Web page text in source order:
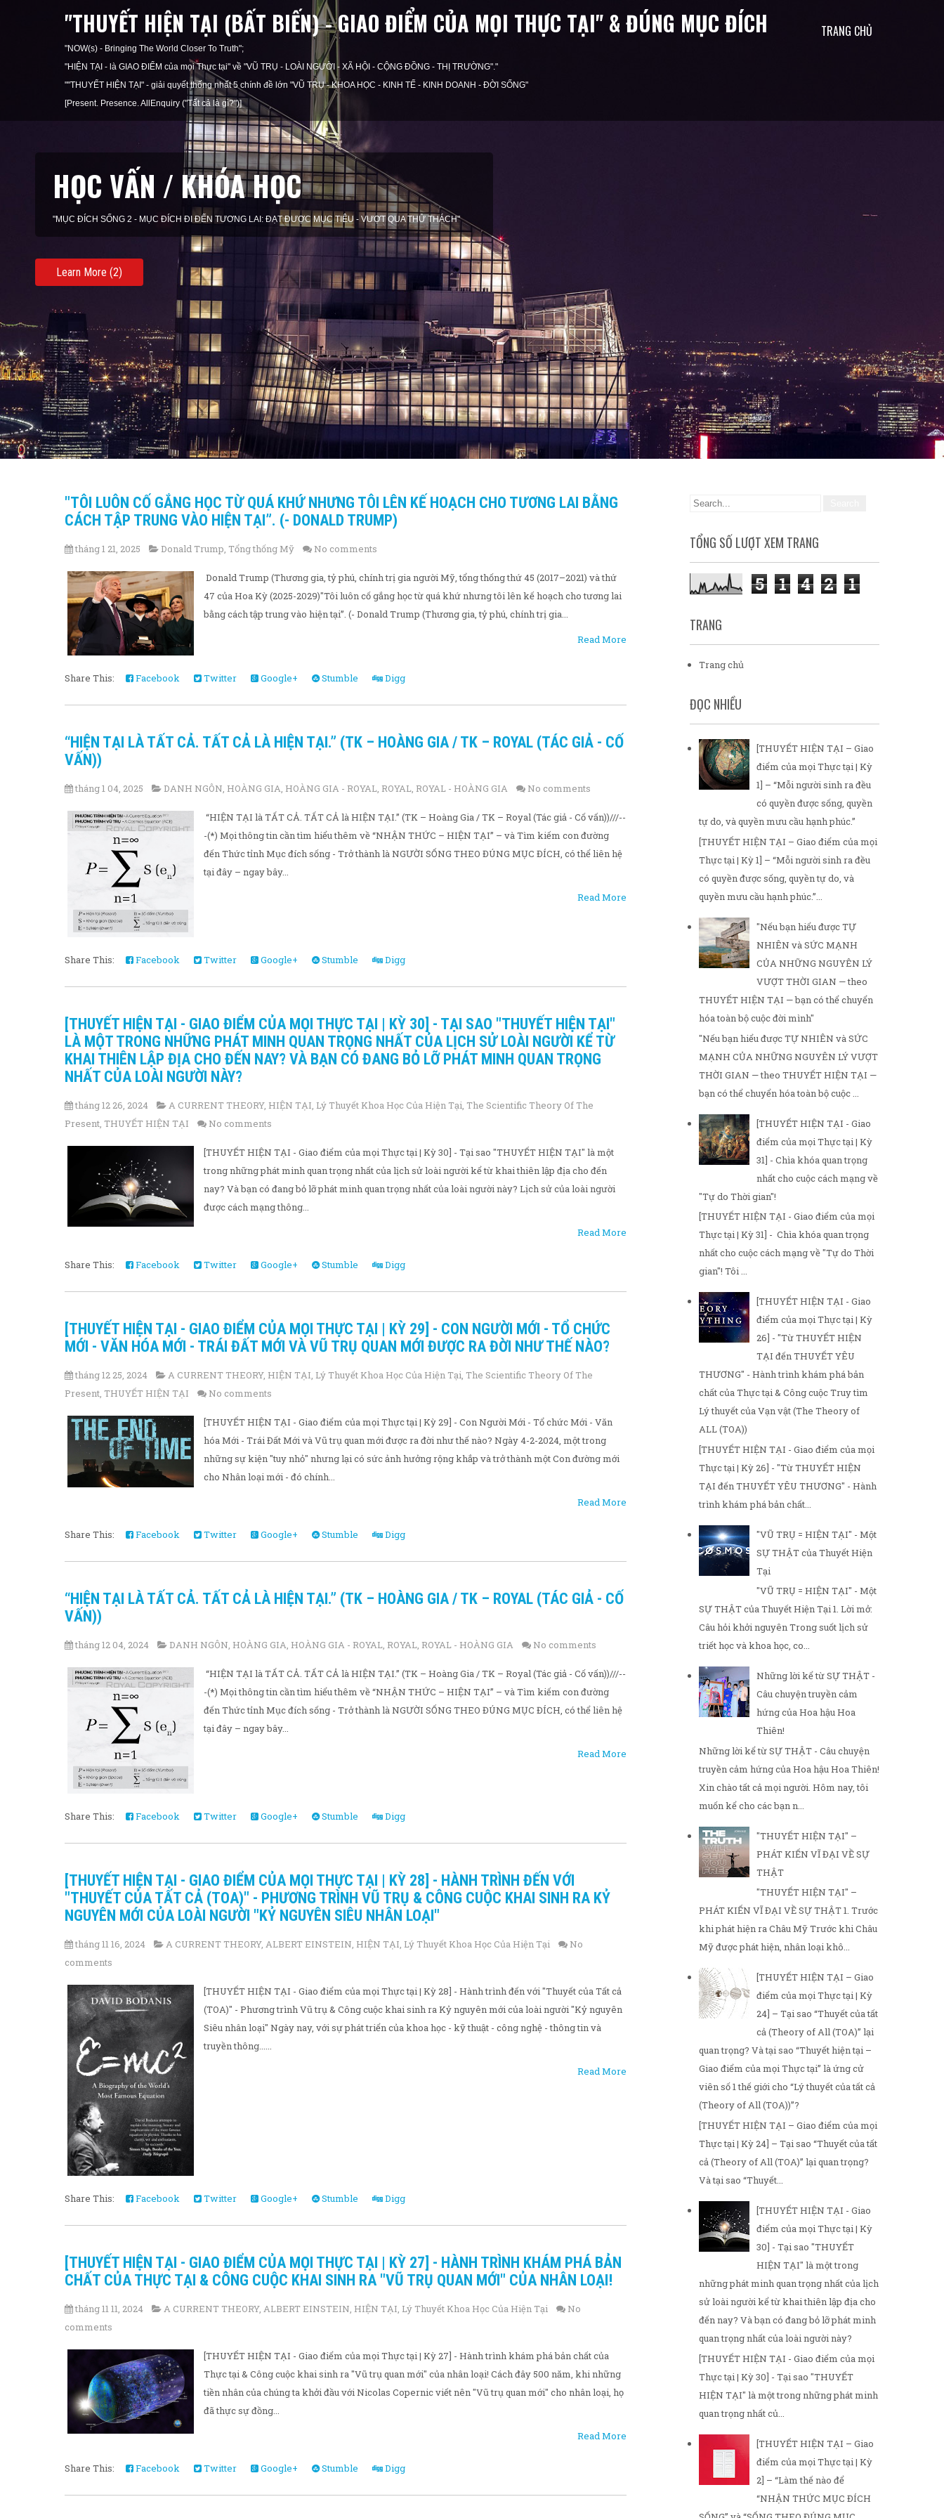
"THUYẾT HIỆN TẠI (BẤT BIẾN) - GIAO ĐIỂM CỦA MỌI THỰC TẠI" & ĐÚNG MỤC ĐÍCH
"NOW(s) - Bringing The World Closer To Truth";
"HIỆN TẠI - là GIAO ĐIỂM của mọi Thực tại" về "VŨ TRỤ - LOÀI NGƯỜI - XÃ HỘI - CỘNG ĐỒNG - THỊ TRƯỜNG"."
""THUYẾT HIỆN TẠI" - giải quyết thống nhất 5 chính đề lớn "VŨ TRỤ - KHOA HỌC - KINH TẾ - KINH DOANH - ĐỜI SỐNG"
[Present. Presence. AllEnquiry ("Tất cả là gì?")]
TRANG CHỦ
KHAI VẤN / HUẤN LUYỆN CÁ NHÂN
"MỤC ĐÍCH SỐNG 3 - MỤC ĐÍCH TRONG HIỆN TẠI: SỐNG THEO ĐÚNG MỤC ĐÍCH"
Learn More (3)
"TÔI LUÔN CỐ GẮNG HỌC TỪ QUÁ KHỨ NHƯNG TÔI LÊN KẾ HOẠCH CHO TƯƠNG LAI BẰNG
CÁCH TẬP TRUNG VÀO HIỆN TẠI”. (- DONALD TRUMP)
tháng 1 21, 2025 Donald Trump, Tổng thống Mỹ No comments
Donald Trump (Thương gia, tỷ phú, chính trị gia người Mỹ, tổng thống thứ 45 (2017–2021) và thứ
47 của Hoa Kỳ (2025-2029)"Tôi luôn cố gắng học từ quá khứ nhưng tôi lên kế hoạch cho tương lai
bằng cách tập trung vào hiện tại”. (- Donald Trump (Thương gia, tỷ phú, chính trị gia...
Read More
Share This: Facebook Twitter Google+ Stumble Digg
“HIỆN TẠI LÀ TẤT CẢ. TẤT CẢ LÀ HIỆN TẠI.” (TK – HOÀNG GIA / TK – ROYAL (TÁC GIẢ - CỐ
VẤN))
tháng 1 04, 2025 DANH NGÔN, HOÀNG GIA, HOÀNG GIA - ROYAL, ROYAL, ROYAL - HOÀNG GIA No comments
“HIỆN TẠI là TẤT CẢ. TẤT CẢ là HIỆN TẠI.” (TK – Hoàng Gia / TK – Royal (Tác giả - Cố vấn))///--
-(*) Mọi thông tin cần tìm hiểu thêm về “NHẬN THỨC – HIỆN TẠI” – và Tìm kiếm con đường
đến Thức tỉnh Mục đích sống - Trở thành là NGƯỜI SỐNG THEO ĐÚNG MỤC ĐÍCH, có thể liên hệ
tại đây – ngay bây...
Read More
Share This: Facebook Twitter Google+ Stumble Digg
[THUYẾT HIỆN TẠI - GIAO ĐIỂM CỦA MỌI THỰC TẠI | KỲ 30] - TẠI SAO "THUYẾT HIỆN TẠI"
LÀ MỘT TRONG NHỮNG PHÁT MINH QUAN TRỌNG NHẤT CỦA LỊCH SỬ LOÀI NGƯỜI KỂ TỪ
KHAI THIÊN LẬP ĐỊA CHO ĐẾN NAY? VÀ BẠN CÓ ĐANG BỎ LỠ PHÁT MINH QUAN TRỌNG
NHẤT CỦA LOÀI NGƯỜI NÀY?
tháng 12 26, 2024 A CURRENT THEORY, HIỆN TẠI, Lý Thuyết Khoa Học Của Hiện Tại, The Scientific Theory Of The
Present, THUYẾT HIỆN TẠI No comments
[THUYẾT HIỆN TẠI - Giao điểm của mọi Thực tại | Kỳ 30] - Tại sao "THUYẾT HIỆN TẠI" là một
trong những phát minh quan trọng nhất của lịch sử loài người kể từ khai thiên lập địa cho đến
nay? Và bạn có đang bỏ lỡ phát minh quan trọng nhất của loài người này? Lịch sử của loài người
được cách mạng thông...
Read More
Share This: Facebook Twitter Google+ Stumble Digg
[THUYẾT HIỆN TẠI - GIAO ĐIỂM CỦA MỌI THỰC TẠI | KỲ 29] - CON NGƯỜI MỚI - TỔ CHỨC
MỚI - VĂN HÓA MỚI - TRÁI ĐẤT MỚI VÀ VŨ TRỤ QUAN MỚI ĐƯỢC RA ĐỜI NHƯ THẾ NÀO?
tháng 12 25, 2024 A CURRENT THEORY, HIỆN TẠI, Lý Thuyết Khoa Học Của Hiện Tại, The Scientific Theory Of The
Present, THUYẾT HIỆN TẠI No comments
[THUYẾT HIỆN TẠI - Giao điểm của mọi Thực tại | Kỳ 29] - Con Người Mới - Tổ chức Mới - Văn
hóa Mới - Trái Đất Mới và Vũ trụ quan mới được ra đời như thế nào? Ngày 4-2-2024, một trong
những sự kiện "tuy nhỏ" nhưng lại có sức ảnh hưởng rộng khắp và trở thành một Con đường mới
cho Nhân loại mới - đó chính...
Read More
Share This: Facebook Twitter Google+ Stumble Digg
“HIỆN TẠI LÀ TẤT CẢ. TẤT CẢ LÀ HIỆN TẠI.” (TK – HOÀNG GIA / TK – ROYAL (TÁC GIẢ - CỐ
VẤN))
tháng 12 04, 2024 DANH NGÔN, HOÀNG GIA, HOÀNG GIA - ROYAL, ROYAL, ROYAL - HOÀNG GIA No comments
“HIỆN TẠI là TẤT CẢ. TẤT CẢ là HIỆN TẠI.” (TK – Hoàng Gia / TK – Royal (Tác giả - Cố vấn))///--
-(*) Mọi thông tin cần tìm hiểu thêm về “NHẬN THỨC – HIỆN TẠI” – và Tìm kiếm con đường
đến Thức tỉnh Mục đích sống - Trở thành là NGƯỜI SỐNG THEO ĐÚNG MỤC ĐÍCH, có thể liên hệ
tại đây – ngay bây...
Read More
Share This: Facebook Twitter Google+ Stumble Digg
[THUYẾT HIỆN TẠI - GIAO ĐIỂM CỦA MỌI THỰC TẠI | KỲ 28] - HÀNH TRÌNH ĐẾN VỚI
"THUYẾT CỦA TẤT CẢ (TOA)" - PHƯƠNG TRÌNH VŨ TRỤ & CÔNG CUỘC KHAI SINH RA KỶ
NGUYÊN MỚI CỦA LOÀI NGƯỜI "KỶ NGUYÊN SIÊU NHÂN LOẠI"
tháng 11 16, 2024 A CURRENT THEORY, ALBERT EINSTEIN, HIỆN TẠI, Lý Thuyết Khoa Học Của Hiện Tại
No
comments
[THUYẾT HIỆN TẠI - Giao điểm của mọi Thực tại | Kỳ 28] - Hành trình đến với "Thuyết của Tất cả
(TOA)" - Phương trình Vũ trụ & Công cuộc khai sinh ra Kỷ nguyên mới của loài người "Kỷ nguyên
Siêu nhân loại" Ngày nay, với sự phát triển của khoa học - kỹ thuật - công nghệ - thông tin và
truyền thông......
Read More
Share This: Facebook Twitter Google+ Stumble Digg
[THUYẾT HIỆN TẠI - GIAO ĐIỂM CỦA MỌI THỰC TẠI | KỲ 27] - HÀNH TRÌNH KHÁM PHÁ BẢN
CHẤT CỦA THỰC TẠI & CÔNG CUỘC KHAI SINH RA "VŨ TRỤ QUAN MỚI" CỦA NHÂN LOẠI!
tháng 11 11, 2024 A CURRENT THEORY, ALBERT EINSTEIN, HIỆN TẠI, Lý Thuyết Khoa Học Của Hiện Tại
No
comments
[THUYẾT HIỆN TẠI - Giao điểm của mọi Thực tại | Kỳ 27] - Hành trình khám phá bản chất của
Thực tại & Công cuộc khai sinh ra "Vũ trụ quan mới" của nhân loại! Cách đây 500 năm, khi những
tiền nhân của chúng ta khởi đầu với Nicolas Copernic viết nên "Vũ trụ quan mới" cho nhân loại, họ
đã thực sự đồng...
Read More
Share This: Facebook Twitter Google+ Stumble Digg
TỔNG SỐ LƯỢT XEM TRANG
5 1 4 2 1
TRANG
Trang chủ
ĐỌC NHIỀU
[THUYẾT HIỆN TẠI – Giao
điểm của mọi Thực tại | Kỳ
1] – “Mỗi người sinh ra đều
có quyền được sống, quyền
tự do, và quyền mưu cầu hạnh phúc.”
[THUYẾT HIỆN TẠI – Giao điểm của mọi
Thực tại | Kỳ 1] – “Mỗi người sinh ra đều
có quyền được sống, quyền tự do, và
quyền mưu cầu hạnh phúc.”...
"Nếu bạn hiểu được TỰ
NHIÊN và SỨC MẠNH
CỦA NHỮNG NGUYÊN LÝ
VƯỢT THỜI GIAN — theo
THUYẾT HIỆN TẠI — bạn có thể chuyển
hóa toàn bộ cuộc đời mình"
"Nếu bạn hiểu được TỰ NHIÊN và SỨC
MẠNH CỦA NHỮNG NGUYÊN LÝ VƯỢT
THỜI GIAN — theo THUYẾT HIỆN TẠI —
bạn có thể chuyển hóa toàn bộ cuộc ...
[THUYẾT HIỆN TẠI - Giao
điểm của mọi Thực tại | Kỳ
31] - Chìa khóa quan trọng
nhất cho cuộc cách mạng về
"Tự do Thời gian"!
[THUYẾT HIỆN TẠI - Giao điểm của mọi
Thực tại | Kỳ 31] - Chìa khóa quan trọng
nhất cho cuộc cách mạng về "Tự do Thời
gian"! Tôi ...
[THUYẾT HIỆN TẠI - Giao
điểm của mọi Thực tại | Kỳ
26] - "Từ THUYẾT HIỆN
TẠI đến THUYẾT YÊU
THƯƠNG" - Hành trình khám phá bản
chất của Thực tại & Công cuộc Truy tìm
Lý thuyết của Vạn vật (The Theory of
ALL (TOA))
[THUYẾT HIỆN TẠI - Giao điểm của mọi
Thực tại | Kỳ 26] - "Từ THUYẾT HIỆN
TẠI đến THUYẾT YÊU THƯƠNG" - Hành
trình khám phá bản chất...
"VŨ TRỤ = HIỆN TẠI" - Một
SỰ THẬT của Thuyết Hiện
Tại
"VŨ TRỤ = HIỆN TẠI" - Một
SỰ THẬT của Thuyết Hiện Tại 1. Lời mở:
Câu hỏi khởi nguyên Trong suốt lịch sử
triết học và khoa học, co...
Những lời kể từ SỰ THẬT -
Câu chuyện truyền cảm
hứng của Hoa hậu Hoa
Thiên!
Những lời kể từ SỰ THẬT - Câu chuyện
truyền cảm hứng của Hoa hậu Hoa Thiên!
Xin chào tất cả mọi người. Hôm nay, tôi
muốn kể cho các bạn n...
"THUYẾT HIỆN TẠI" –
PHÁT KIẾN VĨ ĐẠI VỀ SỰ
THẬT
"THUYẾT HIỆN TẠI" –
PHÁT KIẾN VĨ ĐẠI VỀ SỰ THẬT 1. Trước
khi phát hiện ra Châu Mỹ Trước khi Châu
Mỹ được phát hiện, nhân loại khô...
[THUYẾT HIỆN TẠI – Giao
điểm của mọi Thực tại | Kỳ
24] – Tại sao “Thuyết của tất
cả (Theory of All (TOA)” lại
quan trọng? Và tại sao “Thuyết hiện tại –
Giao điểm của mọi Thực tại” là ứng cử
viên số 1 thế giới cho “Lý thuyết của tất cả
(Theory of All (TOA))”?
[THUYẾT HIỆN TẠI – Giao điểm của mọi
Thực tại | Kỳ 24] – Tại sao “Thuyết của tất
cả (Theory of All (TOA)” lại quan trọng?
Và tại sao “Thuyết...
[THUYẾT HIỆN TẠI - Giao
điểm của mọi Thực tại | Kỳ
30] - Tại sao "THUYẾT
HIỆN TẠI" là một trong
những phát minh quan trọng nhất của lịch
sử loài người kể từ khai thiên lập địa cho
đến nay? Và bạn có đang bỏ lỡ phát minh
quan trọng nhất của loài người này?
[THUYẾT HIỆN TẠI - Giao điểm của mọi
Thực tại | Kỳ 30] - Tại sao "THUYẾT
HIỆN TẠI" là một trong những phát minh
quan trọng nhất củ...
[THUYẾT HIỆN TẠI – Giao
điểm của mọi Thực tại | Kỳ
2] – “Làm thế nào để
“NHẬN THỨC MỤC ĐÍCH